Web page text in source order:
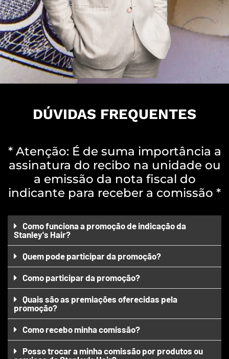
DÚVIDAS FREQUENTES
* Atenção: É de suma importância a
assinatura do recibo na unidade ou
a emissão da nota fiscal do
indicante para receber a comissão *
Como funciona a promoção de indicação da
Stanley's Hair?
Quem pode participar da promoção?
Como participar da promoção?
Quais são as premiações oferecidas pela
promoção?
Como recebo minha comissão?
Posso trocar a minha comissão por produtos ou